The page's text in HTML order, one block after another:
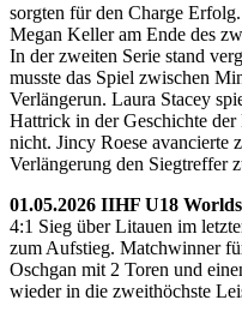
sorgten für den Charge
Megan Keller am Ende des
In der zweiten Serie stand
musste das Spiel zwischen
Verlängerun. Laura Stacey
Hattrick in der Geschichte
nicht. Jincy Roese avancierte
Verlängerung den Siegtreffer
01.05.2026 IIHF U18
4:1 Sieg über Litauen im
zum Aufstieg. Matchwinner
Oschgan mit 2 Toren und
wieder in die zweithöchste